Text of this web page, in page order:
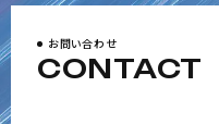
お問い合わせ
CONTACT